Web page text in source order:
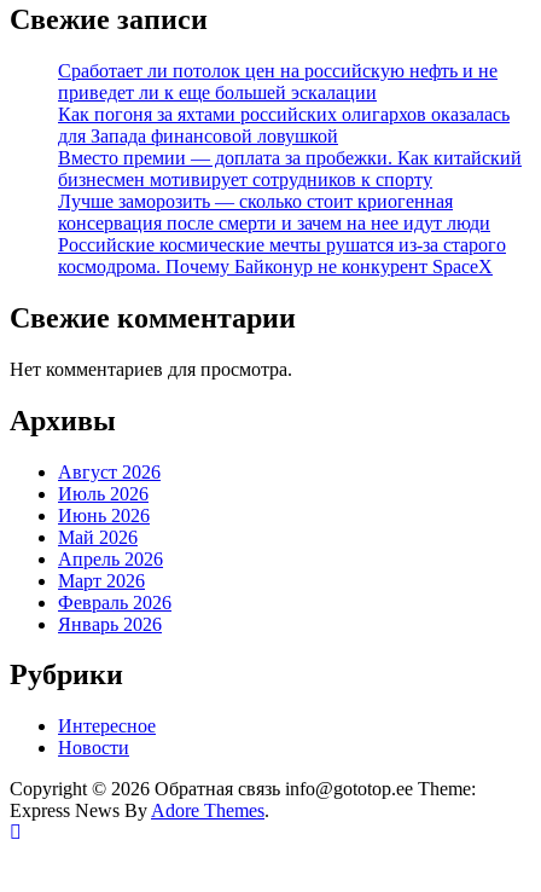
Свежие записи
Сработает ли потолок цен на российскую нефть и не
приведет ли к еще большей эскалации
Как погоня за яхтами российских олигархов оказалась
для Запада финансовой ловушкой
Вместо премии — доплата за пробежки. Как китайский
бизнесмен мотивирует сотрудников к спорту
Лучше заморозить — сколько стоит криогенная
консервация после смерти и зачем на нее идут люди
Российские космические мечты рушатся из-за старого
космодрома. Почему Байконур не конкурент SpaceX
Свежие комментарии
Нет комментариев для просмотра.
Архивы
Август 2026
Июль 2026
Июнь 2026
Май 2026
Апрель 2026
Март 2026
Февраль 2026
Январь 2026
Рубрики
Интересное
Новости
Copyright © 2026 Обратная связь info@gototop.ee Theme:
Express News By Adore Themes.